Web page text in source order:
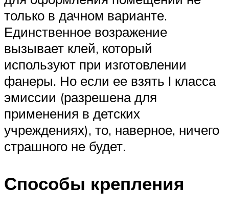
только в дачном варианте.
Единственное возражение
вызывает клей, который
используют при изготовлении
фанеры. Но если ее взять I класса
эмиссии (разрешена для
применения в детских
учреждениях), то, наверное, ничего
страшного не будет.
Способы крепления